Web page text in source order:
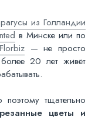
из Голландии
в Минске или по
Florbiz — не просто
20 лет живёт
тщательно
цветы и